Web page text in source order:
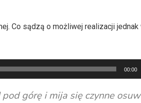
Co sądzą o możliwej realizacji jednak
00:00
górę i mija się czynne